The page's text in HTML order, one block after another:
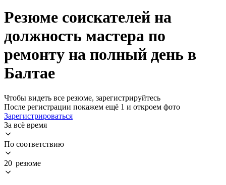
Резюме соискателей на
должность мастера по
ремонту на полный день в
Балтае
Чтобы видеть все резюме, зарегистрируйтесь
После регистрации покажем ещё 1 и откроем фото
Зарегистрироваться
За всё время
По соответствию
20 резюме